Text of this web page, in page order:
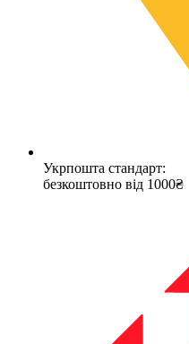
Укрпошта стандарт:
безкоштовно від 1000₴